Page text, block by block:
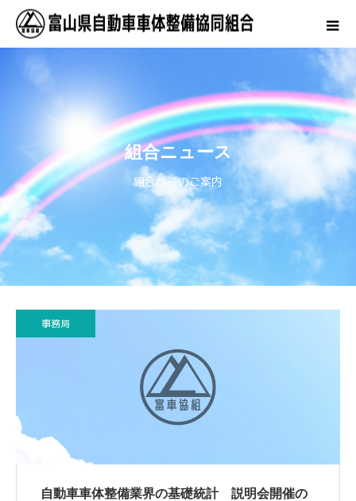
組合ニュース
組合からのご案内
事務局
自動車車体整備業界の基礎統計 説明会開催の